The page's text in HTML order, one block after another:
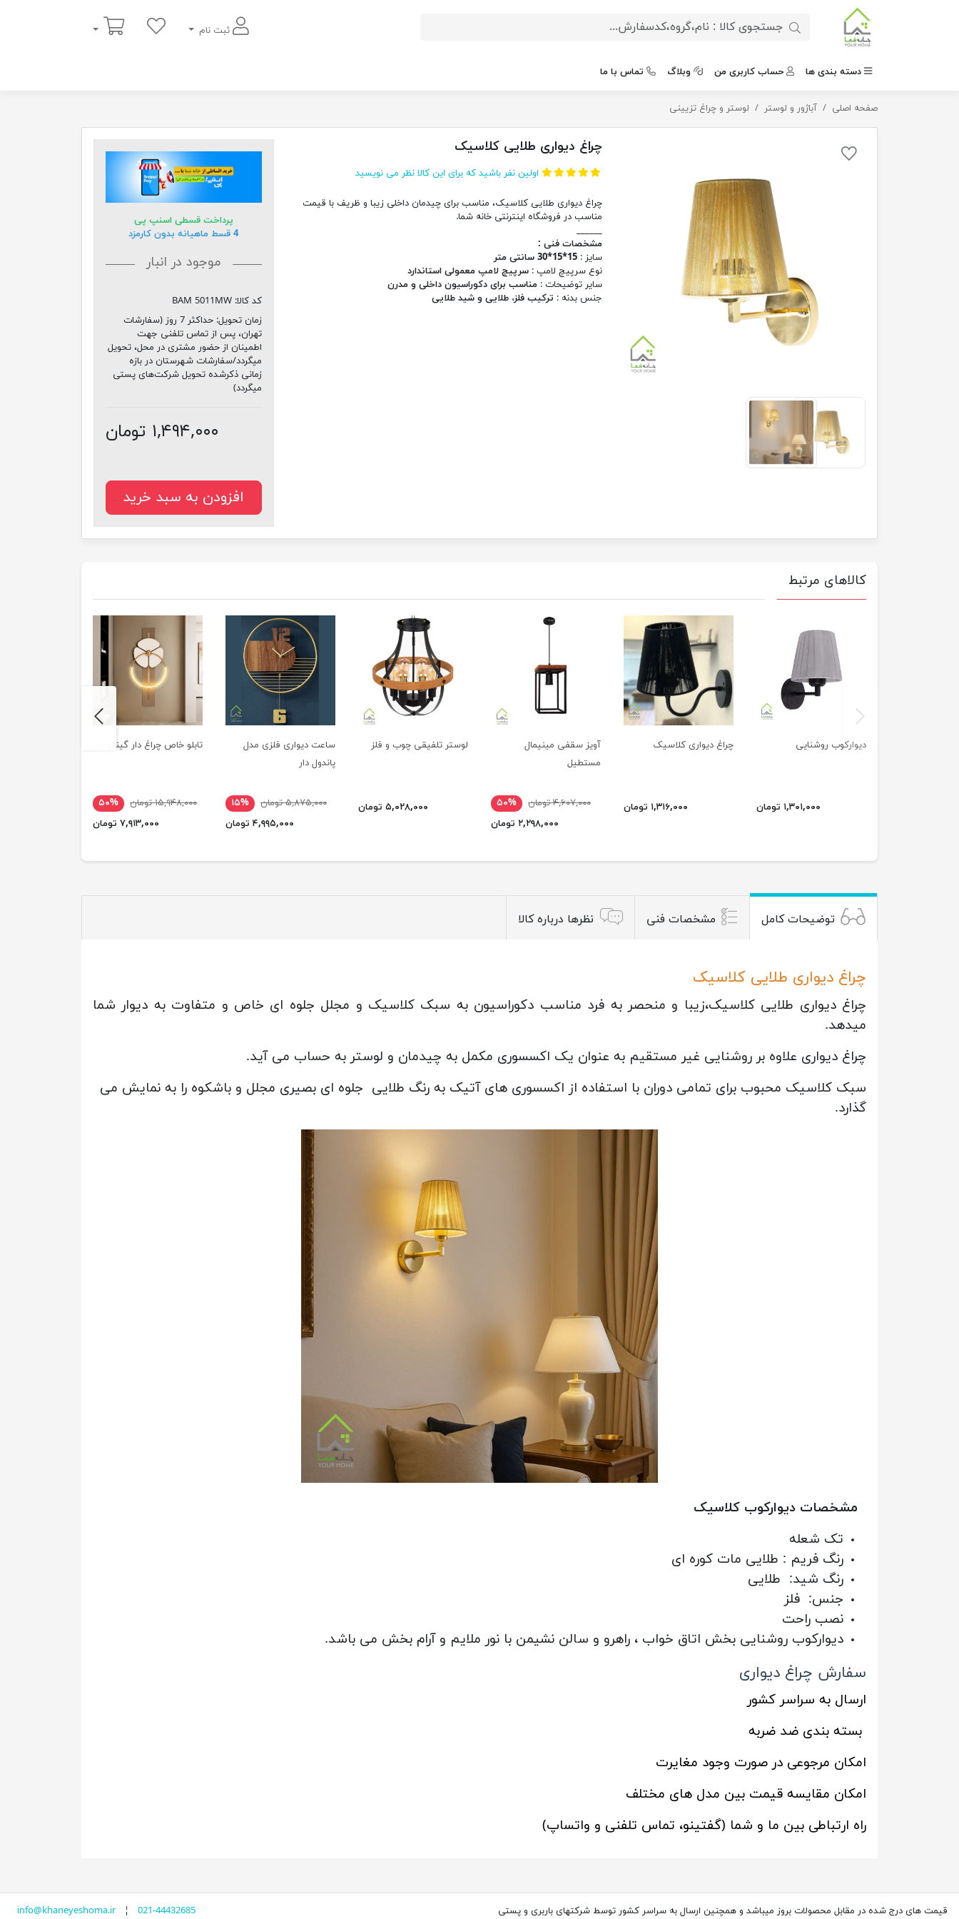
ثبت نام
سبد خرید
دسته بندی ها حساب کاربری من وبلاگ تماس با ما
صفحه اصلی آباژور و لوستر لوستر و چراغ تزیینی چراغ دیواری طلایی کلاسیک
چراغ دیواری طلایی کلاسیک
اولین نفر باشید که برای این کالا نظر می نویسید
چراغ دیواری طلایی کلاسیک، مناسب برای چیدمان داخلی زیبا و ظریف با قیمت
مناسب در فروشگاه اینترنتی خانه شما.
______
مشخصات فنی :
سایز : 15*15*30 سانتی متر
نوع سرپیچ لامپ : سرپیچ لامپ معمولی استاندارد
سایر توضیحات : مناسب برای دکوراسیون داخلی و مدرن
جنس بدنه : ترکیب فلز، طلایی و شید طلایی
پرداخت قسطی اسنپ پی
4 قسط ماهیانه بدون کارمزد
موجود در انبار
کد کالا: BAM 5011MW
زمان تحویل:
حداکثر 7 روز (سفارشات
تهران، پس از تماس تلفنی جهت
اطمینان از حضور مشتری در محل، تحویل
میگردد/سفارشات شهرستان در بازه
زمانی ذکرشده تحویل شرکت‌های پستی
میگردد)
۱,۴۹۴,۰۰۰ تومان
افزودن به سبد خرید
کالاهای مرتبط
دیوارکوب روشنایی
۱,۳۰۱,۰۰۰ تومان
چراغ دیواری کلاسیک
۱,۳۱۶,۰۰۰ تومان
آویز سقفی مینیمال
مستطیل
۴,۶۰۷,۰۰۰ تومان
۵۰%
۲,۲۹۸,۰۰۰ تومان
لوستر تلفیقی چوب و فلز
۵,۰۲۸,۰۰۰ تومان
ساعت دیواری فلزی مدل
پاندول دار
۵,۸۷۵,۰۰۰ تومان
۱۵%
۴,۹۹۵,۰۰۰ تومان
تابلو خاص چراغ دار گینکو
۱۵,۹۴۸,۰۰۰ تومان
۵۰%
۷,۹۱۳,۰۰۰ تومان
previus
next
توضیحات کامل مشخصات فنی نظرها درباره کالا
چراغ دیواری طلایی کلاسیک
چراغ دیواری طلایی کلاسیک،زیبا و منحصر به فرد مناسب دکوراسیون به سبک کلاسیک و مجلل جلوه ای خاص و متفاوت به دیوار شما
میدهد.
چراغ دیواری علاوه بر روشنایی غیر مستقیم به عنوان یک اکسسوری مکمل به چیدمان و لوستر به حساب می آید.
سبک کلاسیک محبوب برای تمامی دوران با استفاده از اکسسوری های آتیک به رنگ طلایی جلوه ای بصیری مجلل و باشکوه را به نمایش می
گذارد.
مشخصات دیوارکوب کلاسیک
تک شعله
رنگ فریم : طلایی مات کوره ای
رنگ شید: طلایی
جنس: فلز
نصب راحت
دیوارکوب روشنایی بخش اتاق خواب ، راهرو و سالن نشیمن با نور ملایم و آرام بخش می باشد.
سفارش چراغ دیواری
ارسال به سراسر کشور
بسته بندی ضد ضربه
امکان مرجوعی در صورت وجود مغایرت
امکان مقایسه قیمت بین مدل های مختلف
راه ارتباطی بین ما و شما (گفتینو، تماس تلفنی و واتساپ)
قیمت های درج شده در مقابل محصولات بروز میباشد و همچنین ارسال به سراسر کشور توسط شرکتهای باربری و پستی
info@khaneyeshoma.ir¦ 021-44432685